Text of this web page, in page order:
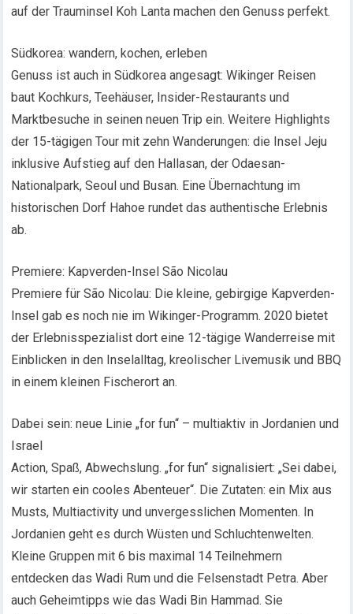
auf der Trauminsel Koh Lanta machen den Genuss perfekt.
Südkorea: wandern, kochen, erleben
Genuss ist auch in Südkorea angesagt: Wikinger Reisen
baut Kochkurs, Teehäuser, Insider-Restaurants und
Marktbesuche in seinen neuen Trip ein. Weitere Highlights
der 15-tägigen Tour mit zehn Wanderungen: die Insel Jeju
inklusive Aufstieg auf den Hallasan, der Odaesan-
Nationalpark, Seoul und Busan. Eine Übernachtung im
historischen Dorf Hahoe rundet das authentische Erlebnis
ab.
Premiere: Kapverden-Insel São Nicolau
Premiere für São Nicolau: Die kleine, gebirgige Kapverden-
Insel gab es noch nie im Wikinger-Programm. 2020 bietet
der Erlebnisspezialist dort eine 12-tägige Wanderreise mit
Einblicken in den Inselalltag, kreolischer Livemusik und BBQ
in einem kleinen Fischerort an.
Dabei sein: neue Linie „for fun“ – multiaktiv in Jordanien und
Israel
Action, Spaß, Abwechslung. „for fun“ signalisiert: „Sei dabei,
wir starten ein cooles Abenteuer“. Die Zutaten: ein Mix aus
Musts, Multiactivity und unvergesslichen Momenten. In
Jordanien geht es durch Wüsten und Schluchtenwelten.
Kleine Gruppen mit 6 bis maximal 14 Teilnehmern
entdecken das Wadi Rum und die Felsenstadt Petra. Aber
auch Geheimtipps wie das Wadi Bin Hammad. Sie